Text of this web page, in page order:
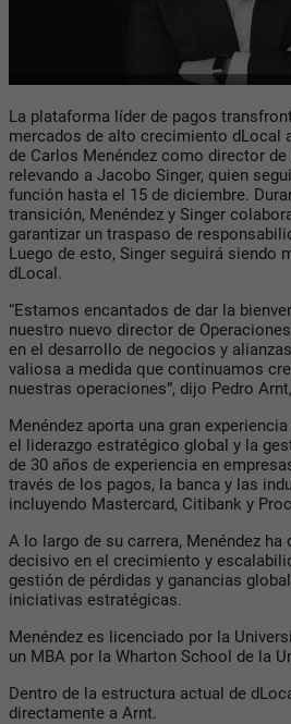
La plataforma líder de pagos
mercados de alto crecimiento dLocal
de Carlos Menéndez como director de
relevando a Jacobo Singer, quien
función hasta el 15 de diciembre.
transición, Menéndez y Singer
garantizar un traspaso de
Luego de esto, Singer seguirá siendo
dLocal.
“Estamos encantados de dar la
nuestro nuevo director de
en el desarrollo de negocios y
valiosa a medida que continuamos
nuestras operaciones”, dijo Pedro Arnt
Menéndez aporta una gran
el liderazgo estratégico global y la
de 30 años de experiencia en
través de los pagos, la banca y las
incluyendo Mastercard, Citibank y
A lo largo de su carrera, Menéndez ha
decisivo en el crecimiento y
gestión de pérdidas y ganancias
iniciativas estratégicas.
Menéndez es licenciado por la
un MBA por la Wharton School de la
Dentro de la estructura actual de
directamente a Arnt.